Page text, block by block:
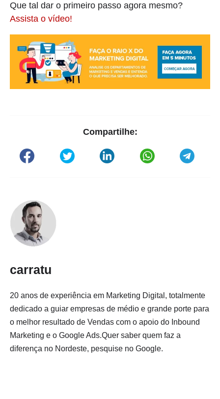
Que tal dar o primeiro passo agora mesmo?
Assista o vídeo!
Compartilhe:
carratu
20 anos de experiência em Marketing Digital, totalmente
dedicado a guiar empresas de médio e grande porte para
o melhor resultado de Vendas com o apoio do Inbound
Marketing e o Google Ads.Quer saber quem faz a
diferença no Nordeste, pesquise no Google.